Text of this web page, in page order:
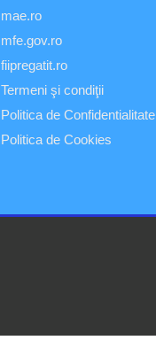
mae.ro
mfe.gov.ro
fiipregatit.ro
Termeni şi condiţii
Politica de Confidentialitate
Politica de Cookies